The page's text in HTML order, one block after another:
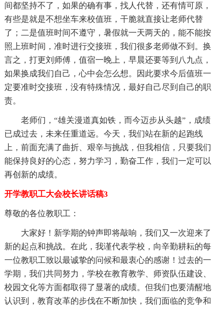
间都坚持不了，如果的确有事，找人代替，还有情可原，
有些是就是不想坐车来校值班，干脆就直接让老师代替
了；二是值班时间不遵守，暑假就一天两天的，能不能按
照上班时间，准时进行交接班，我们很多老师做不到。换
言之，打更刘师傅，值宿一晚上，早晨还要等到八九点，
如果换成我们自己，心中会怎么想。因此要求今后值班一
定要准时交接班，没有特殊情况，最好自己尽到自己的职
责。
老师们，“雄关漫道真如铁，而今迈步从头越”，成绩
已成过去，未来任重道远。今天，我们站在新的起跑线
上，前面充满了曲折、艰辛与挑战，但我相信，只要我们
能保持良好的心态，努力学习，勤奋工作，我们一定可以
再创新的成绩。
开学教职工大会校长讲话稿3
尊敬的各位教职工：
大家好！新学期的钟声即将敲响，我们又一次迎来了
新的起点和挑战。在此，我谨代表学校，向辛勤耕耘的每
一位教职工致以最诚挚的问候和最衷心的感谢！过去的一
学期，我们共同努力，学校在教育教学、师资队伍建设、
校园文化等方面都取得了显著的成绩。但我们也要清醒地
认识到，教育改革的步伐在不断加快，我们面临的竞争和